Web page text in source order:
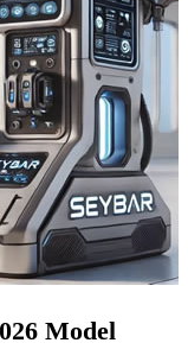
Model